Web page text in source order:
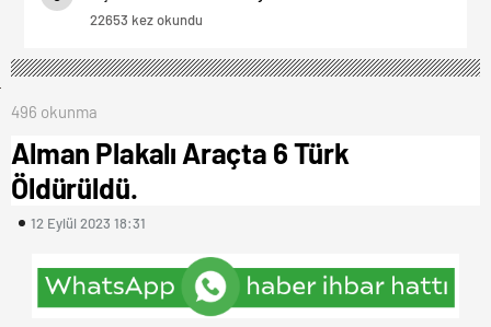
22653 kez okundu
496 okunma
Alman Plakalı Araçta 6 Türk
Öldürüldü.
12 Eylül 2023 18:31